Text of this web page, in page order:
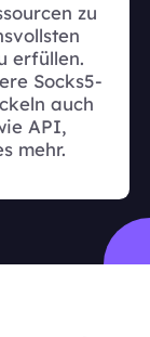
zu
erfüllen.
Socks5-
auch
API,
mehr.